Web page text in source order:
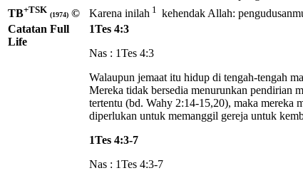
TB+TSK (1974) © Karena inilah 1 kehendak Allah:
Catatan Full
Life
1Tes 4:3
Nas : 1Tes 4:3
Walaupun jemaat itu hidup di tengah-tengah
Mereka tidak bersedia menurunkan pendirian
tertentu (bd. Wahy 2:14-15,20), maka mereka
diperlukan untuk memanggil gereja untuk
1Tes 4:3-7
Nas : 1Tes 4:3-7